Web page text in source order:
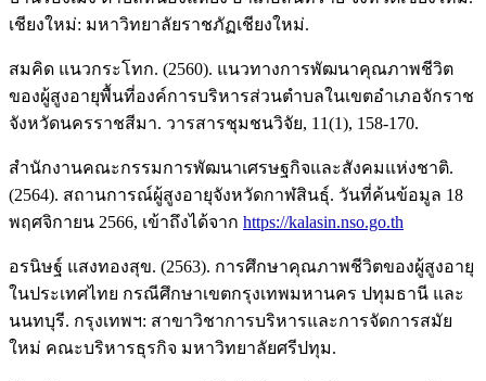
เชียงใหม่: มหาวิทยาลัยราชภัฏเชียงใหม่.
สมคิด แนวกระโทก. (2560). แนวทางการพัฒนาคุณภาพชีวิต
ของผู้สูงอายุพื้นที่องค์การบริหารส่วนตำบลในเขตอำเภอจักราช
จังหวัดนครราชสีมา. วารสารชุมชนวิจัย, 11(1), 158-170.
สำนักงานคณะกรรมการพัฒนาเศรษฐกิจและสังคมแห่งชาติ.
(2564). สถานการณ์ผู้สูงอายุจังหวัดกาฬสินธุ์. วันที่ค้นข้อมูล 18
พฤศจิกายน 2566, เข้าถึงได้จาก https://kalasin.nso.go.th
อรนิษฐ์ แสงทองสุข. (2563). การศึกษาคุณภาพชีวิตของผู้สูงอายุ
ในประเทศไทย กรณีศึกษาเขตกรุงเทพมหานคร ปทุมธานี และ
นนทบุรี. กรุงเทพฯ: สาขาวิชาการบริหารและการจัดการสมัย
ใหม่ คณะบริหารธุรกิจ มหาวิทยาลัยศรีปทุม.